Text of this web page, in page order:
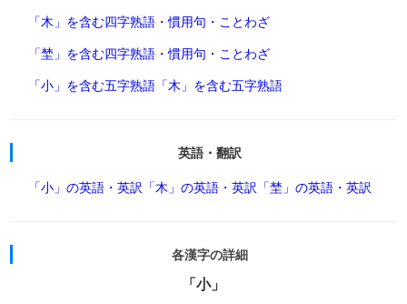
「木」を含む四字熟語・慣用句・ことわざ
「埜」を含む四字熟語・慣用句・ことわざ
「小」を含む五字熟語 「木」を含む五字熟語
英語・翻訳
「小」の英語・英訳 「木」の英語・英訳 「埜」の英語・英訳
各漢字の詳細
「小」